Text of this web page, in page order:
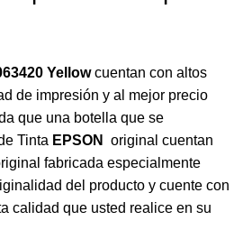
Yellowcuentan con altos
de impresión y al mejor precio
que una botella que se
Tinta EPSON
original cuentan
fabricada especialmente
del producto y cuente con
calidad que usted realice en su